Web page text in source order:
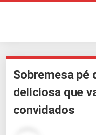
Sobremesa pé
deliciosa que
convidados